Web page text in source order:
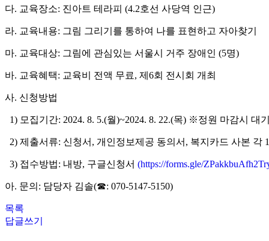
다. 교육장소: 진아트 테라피 (4.2호선 사당역 인근)
라. 교육내용: 그림 그리기를 통하여 나를 표현하고 자아찾기
마. 교육대상: 그림에 관심있는 서울시 거주 장애인 (5명)
바. 교육혜택: 교육비 전액 무료, 제 6회 전시회 개최
사. 신청방법
1) 모집기간: 2024. 8. 5.(월)~2024. 8. 22.(목) ※정원 마감시 대
2) 제출서류: 신청서 , 개인정보제공 동의서 , 복지카드 사본 각 1
3) 접수방법: 내방, 구글신청서 (https://forms.gle/
아. 문의 : 담당자 김솔(☎: 070-5147-5150)
목록
답글쓰기